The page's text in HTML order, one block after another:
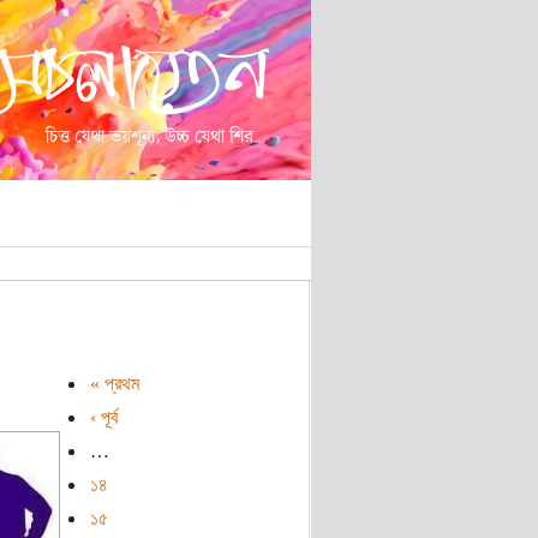
« প্রথম
‹ পূর্ব
…
১৪
১৫